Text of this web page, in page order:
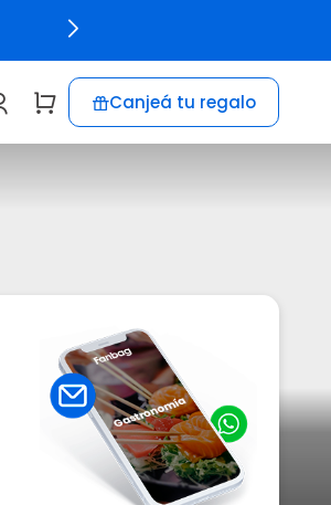
Canjeá tu regalo